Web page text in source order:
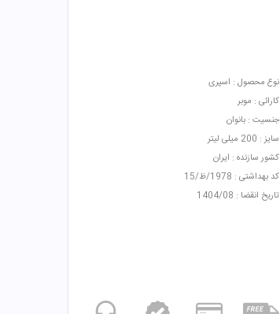
نوع محصول : اسپری
کارائی : موبر
جنسیت : بانوان
سایز : 200 میلی لیتر
کشور سازنده : ایران
کد بهداشتی : 1978/ظ/15
تاریخ انقضا : 1404/08